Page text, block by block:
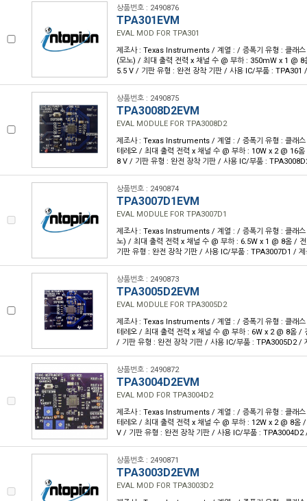
상품번호 : 2490876
TPA301EVM
EVAL MOD FOR TPA301
제조사 : Texas Instruments / 계열 : / 증폭기 유형 : 클래스
(모노) / 최대 출력 전력 x 채널 수 @ 부하 : 350mW x 1 @
5.5 V / 기판 유형 : 완전 장착 기판 / 사용 IC/부품 : TPA301
상품번호 : 2490875
TPA3008D2EVM
EVAL MODULE FOR TPA3008D2
제조사 : Texas Instruments / 계열 : / 증폭기 유형 : 클래스
테레오 / 최대 출력 전력 x 채널 수 @ 부하 : 10W x 2 @ 16
8 V / 기판 유형 : 완전 장착 기판 / 사용 IC/부품 :
상품번호 : 2490874
TPA3007D1EVM
EVAL MODULE FOR TPA3007D1
제조사 : Texas Instruments / 계열 : / 증폭기 유형 : 클래스
노) / 최대 출력 전력 x 채널 수 @ 부하 : 6.5W x 1 @ 8옴 /
기판 유형 : 완전 장착 기판 / 사용 IC/부품 : TPA3007D1 / 제
상품번호 : 2490873
TPA3005D2EVM
EVAL MODULE FOR TPA3005D2
제조사 : Texas Instruments / 계열 : / 증폭기 유형 : 클래스
테레오 / 최대 출력 전력 x 채널 수 @ 부하 : 6W x 2 @ 8옴 /
/ 기판 유형 : 완전 장착 기판 / 사용 IC/부품 : TPA3005D2 /
상품번호 : 2490872
TPA3004D2EVM
EVAL MOD FOR TPA3004D2
제조사 : Texas Instruments / 계열 : / 증폭기 유형 : 클래스
테레오 / 최대 출력 전력 x 채널 수 @ 부하 : 12W x 2 @ 8옴
V / 기판 유형 : 완전 장착 기판 / 사용 IC/부품 : TPA3004D2
상품번호 : 2490871
TPA3003D2EVM
EVAL MOD FOR TPA3003D2